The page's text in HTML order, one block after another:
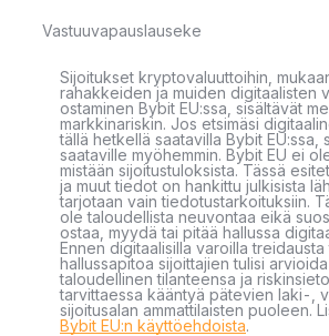
Vastuuvapauslauseke
Sijoitukset kryptovaluuttoihin,
rahakkeiden ja muiden digitaalisten
ostaminen Bybit EU:ssa, sisältävät
markkinariskin. Jos etsimäsi
tällä hetkellä saatavilla Bybit EU:ssa,
saataville myöhemmin. Bybit EU ei
mistään sijoitustuloksista. Tässä
ja muut tiedot on hankittu julkisista
tarjotaan vain tiedotustarkoituksiin.
ole taloudellista neuvontaa eikä
ostaa, myydä tai pitää hallussa
Ennen digitaalisilla varoilla treidausta
hallussapitoa sijoittajien tulisi
taloudellinen tilanteensa ja
tarvittaessa kääntyä pätevien laki-,
sijoitusalan ammattilaisten puoleen.
Bybit EU:n käyttöehdoista.